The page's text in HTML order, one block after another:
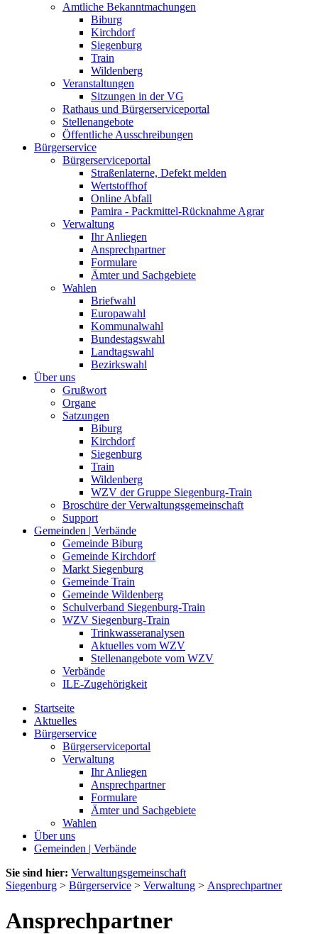
Amtliche Bekanntmachungen
Biburg
Kirchdorf
Siegenburg
Train
Wildenberg
Veranstaltungen
Sitzungen in der VG
Rathaus und Bürgerserviceportal
Stellenangebote
Öffentliche Ausschreibungen
Bürgerservice
Bürgerserviceportal
Straßenlaterne, Defekt melden
Wertstoffhof
Online Abfall
Pamira - Packmittel-Rücknahme Agrar
Verwaltung
Ihr Anliegen
Ansprechpartner
Formulare
Ämter und Sachgebiete
Wahlen
Briefwahl
Europawahl
Kommunalwahl
Bundestagswahl
Landtagswahl
Bezirkswahl
Über uns
Grußwort
Organe
Satzungen
Biburg
Kirchdorf
Siegenburg
Train
Wildenberg
WZV der Gruppe Siegenburg-Train
Broschüre der Verwaltungsgemeinschaft
Support
Gemeinden | Verbände
Gemeinde Biburg
Gemeinde Kirchdorf
Markt Siegenburg
Gemeinde Train
Gemeinde Wildenberg
Schulverband Siegenburg-Train
WZV Siegenburg-Train
Trinkwasseranalysen
Aktuelles vom WZV
Stellenangebote vom WZV
Verbände
ILE-Zugehörigkeit
Startseite
Aktuelles
Bürgerservice
Bürgerserviceportal
Verwaltung
Ihr Anliegen
Ansprechpartner
Formulare
Ämter und Sachgebiete
Wahlen
Über uns
Gemeinden | Verbände
Sie sind hier: Verwaltungsgemeinschaft
Siegenburg > Bürgerservice > Verwaltung > Ansprechpartner
Ansprechpartner